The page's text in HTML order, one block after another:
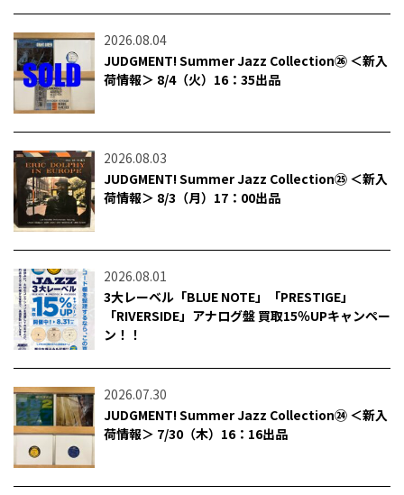
2026.08.04
JUDGMENT! Summer Jazz Collection㉖ ＜新入
荷情報＞ 8/4（火）16：35出品
2026.08.03
JUDGMENT! Summer Jazz Collection㉕ ＜新入
荷情報＞ 8/3（月）17：00出品
2026.08.01
3大レーベル「BLUE NOTE」「PRESTIGE」
「RIVERSIDE」アナログ盤 買取15％UPキャンペー
ン！！
2026.07.30
JUDGMENT! Summer Jazz Collection㉔ ＜新入
荷情報＞ 7/30（木）16：16出品